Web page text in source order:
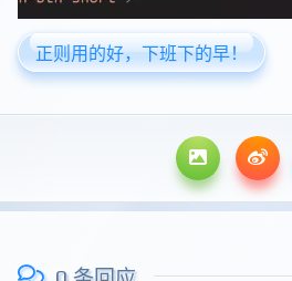
正则用的好，下班下的早！